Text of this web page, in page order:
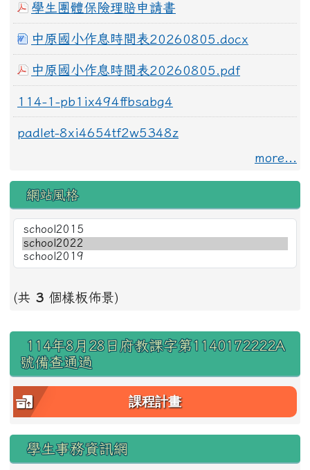
學生團體保險理賠申請書
中原國小作息時間表20260805.docx
中原國小作息時間表20260805.pdf
114-1-pb1ix494ffbsabg4
padlet-8xi4654tf2w5348z
more...
網站風格
(共 3 個樣板佈景)
右邊區域內容
114年8月28日府教課字第1140172222A
號備查通過
課程計畫
學生事務資訊網